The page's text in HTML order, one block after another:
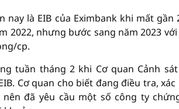
là EIB của Eximbank khi mất gần
2022, nhưng bước sang năm 2023
cp.
tuần tháng 2 khi Cơ quan Cảnh
Cơ quan cho biết đang điều tra,
đã yêu cầu một số công ty